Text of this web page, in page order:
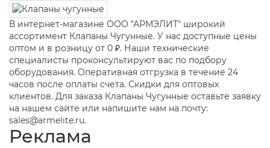
В интернет-магазине ООО "АРМЭЛИТ" широкий
ассортимент Клапаны Чугунные. У нас доступные цены
оптом и в розницу от 0 ₽. Наши технические
специалисты проконсультируют вас по подбору
оборудования. Оперативная отгрузка в течение 24
часов после оплаты счета. Скидки для оптовых
клиентов. Для заказа Клапаны Чугунные оставьте заявку
на нашем сайте или напишите нам на почту:
sales@armelite.ru.
Реклама